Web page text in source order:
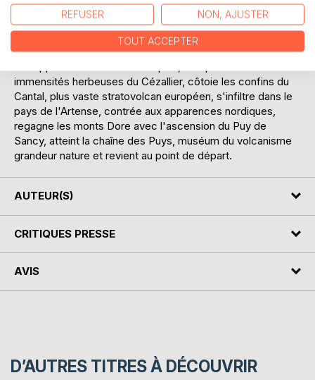
d'exception, traverse des étendues sauvages, des régions
naturelles aux paysages remarquables: forêts, rivières,
estives, tourbières, montagnes, crêtes, cascades, landes.
Commençant à Saint-Nectaire dans les monts Dore, reliefs
immensités herbeuses du Cézallier, côtoie les confins du
Cantal, plus vaste stratovolcan européen, s'infiltre dans le
pays de l'Artense, contrée aux apparences nordiques,
regagne les monts Dore avec l'ascension du Puy de
Sancy, atteint la chaîne des Puys, muséum du volcanisme
grandeur nature et revient au point de départ.
AUTEUR(S)
CRITIQUES PRESSE
AVIS
D’AUTRES TITRES À DÉCOUVRIR
REFUSER NON, AJUSTER
TOUT ACCEPTER